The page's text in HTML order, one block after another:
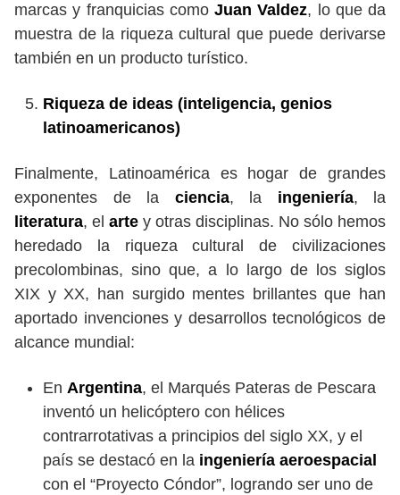
marcas y franquicias como Juan Valdez, lo que da
muestra de la riqueza cultural que puede derivarse
también en un producto turístico.
Riqueza de ideas (inteligencia, genios
latinoamericanos)
Finalmente, Latinoamérica es hogar de grandes
exponentes de la ciencia, la ingeniería, la
literatura, el arte y otras disciplinas. No sólo hemos
heredado la riqueza cultural de civilizaciones
precolombinas, sino que, a lo largo de los siglos
XIX y XX, han surgido mentes brillantes que han
aportado invenciones y desarrollos tecnológicos de
alcance mundial:
En Argentina, el Marqués Pateras de Pescara
inventó un helicóptero con hélices
contrarrotativas a principios del siglo XX, y el
país se destacó en la ingeniería aeroespacial
con el “Proyecto Cóndor”, logrando ser uno de